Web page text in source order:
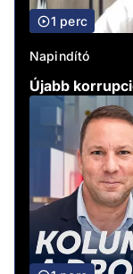
1 perc
Napindító
Újabb